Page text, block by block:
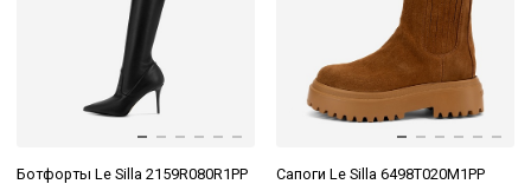
Ботфорты Le Silla 2159R080R1PP Сапоги Le Silla 6498T020M1PP